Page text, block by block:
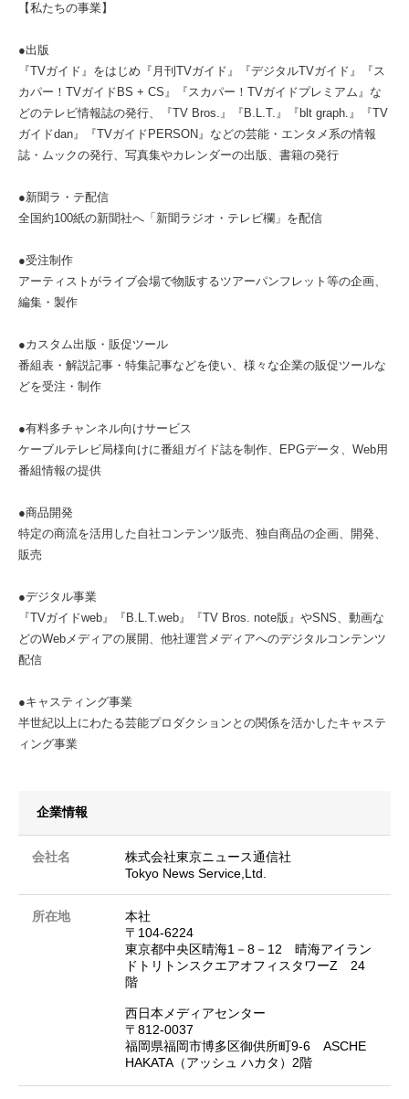
【私たちの事業】
●出版
『TVガイド』をはじめ『月刊TVガイド』『デジタルTVガイド』『ス
カパー！TVガイドBS + CS』『スカパー！TVガイドプレミアム』な
どのテレビ情報誌の発行、『TV Bros.』『B.L.T.』『blt graph.』『TV
ガイドdan』『TVガイドPERSON』などの芸能・エンタメ系の情報
誌・ムックの発行、写真集やカレンダーの出版、書籍の発行
●新聞ラ・テ配信
全国約100紙の新聞社へ「新聞ラジオ・テレビ欄」を配信
●受注制作
アーティストがライブ会場で物販するツアーパンフレット等の企画、
編集・製作
●カスタム出版・販促ツール
番組表・解説記事・特集記事などを使い、様々な企業の販促ツールな
どを受注・制作
●有料多チャンネル向けサービス
ケーブルテレビ局様向けに番組ガイド誌を制作、EPGデータ、Web用
番組情報の提供
●商品開発
特定の商流を活用した自社コンテンツ販売、独自商品の企画、開発、
販売
●デジタル事業
『TVガイドweb』『B.L.T.web』『TV Bros. note版』やSNS、動画な
どのWebメディアの展開、他社運営メディアへのデジタルコンテンツ
配信
●キャスティング事業
半世紀以上にわたる芸能プロダクションとの関係を活かしたキャステ
ィング事業
企業情報
会社名
株式会社東京ニュース通信社
Tokyo News Service,Ltd.
所在地
本社
〒104-6224
東京都中央区晴海1－8－12 晴海アイラン
ドトリトンスクエアオフィスタワーZ 24
階
西日本メディアセンター
〒812-0037
福岡県福岡市博多区御供所町9-6 ASCHE
HAKATA（アッシュ ハカタ）2階